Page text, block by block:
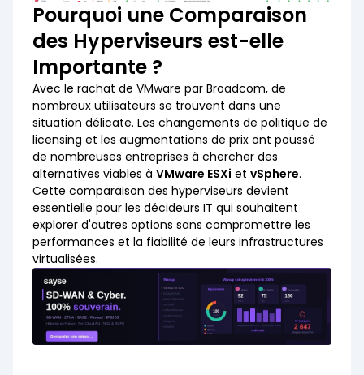
Pourquoi une Comparaison
des Hyperviseurs est-elle
Importante ?
Avec le rachat de VMware par Broadcom, de
nombreux utilisateurs se trouvent dans une
situation délicate. Les changements de politique de
licensing et les augmentations de prix ont poussé
de nombreuses entreprises à chercher des
alternatives viables à VMware ESXi et vSphere.
Cette comparaison des hyperviseurs devient
essentielle pour les décideurs IT qui souhaitent
explorer d'autres options sans compromettre les
performances et la fiabilité de leurs infrastructures
virtualisées.